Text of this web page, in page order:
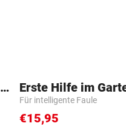
DKT - Klimaneutrales Talent Erste Hilfe im
Für intelligente Faule
€15,95